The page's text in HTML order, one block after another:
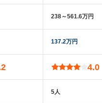
238～561.6万円
137.2万円
4.0
5人